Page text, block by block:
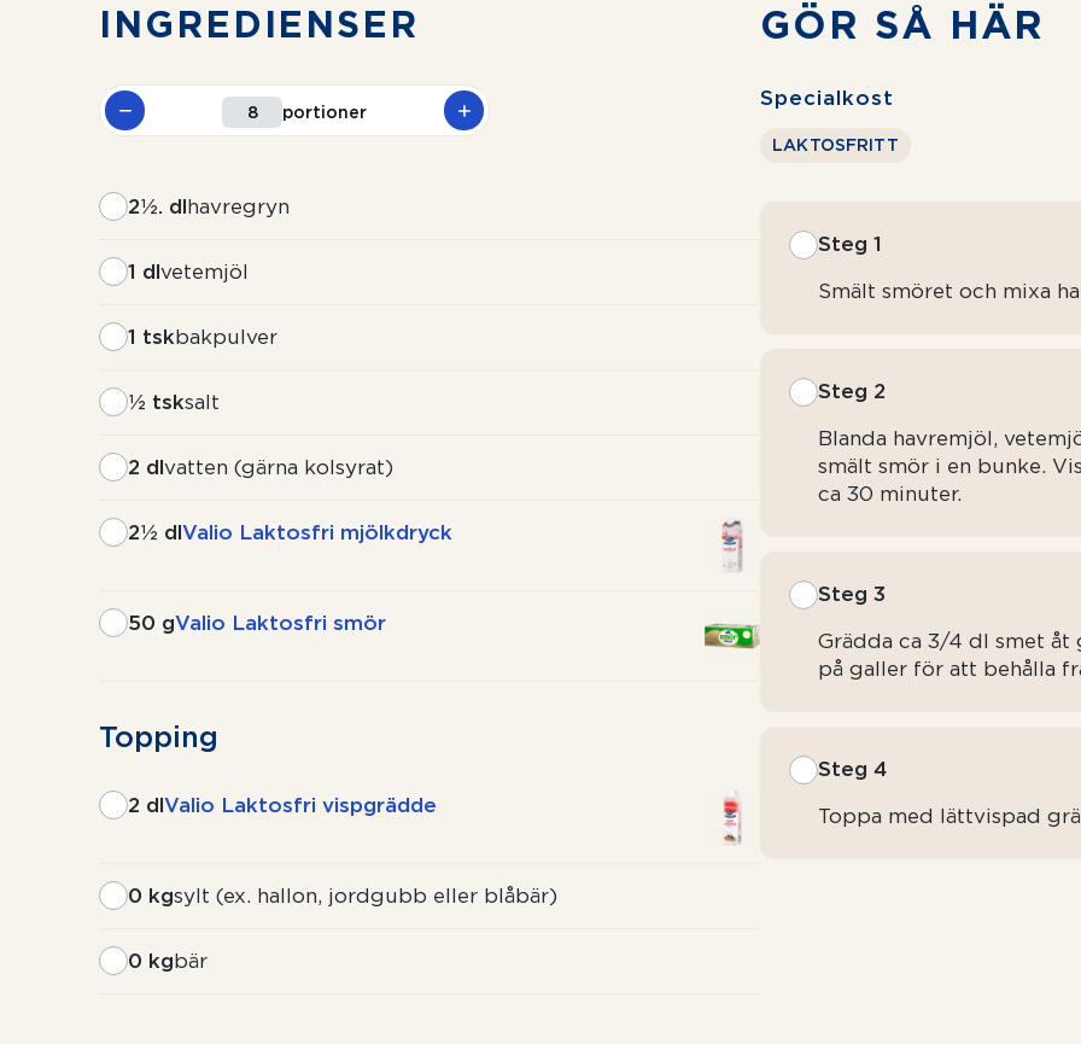
INGREDIENSER
portioner
2½. dlhavregryn
1 dlvetemjöl
1 tskbakpulver
½ tsksalt
2 dlvatten (gärna kolsyrat)
2½ dlValio Laktosfri mjölkdryck
50 gValio Laktosfri smör
Topping
2 dlValio Laktosfri vispgrädde
0 kgsylt (ex. hallon, jordgubb eller blåbär)
0 kgbär
GÖR SÅ HÄR
Specialkost
LAKTOSFRITT
Steg 1
Smält smöret och mixa
Steg 2
Blanda havremjöl,
smält smör i en bunke.
ca 30 minuter.
Steg 3
Grädda ca 3/4 dl smet åt
på galler för att behålla
Steg 4
Toppa med lättvispad